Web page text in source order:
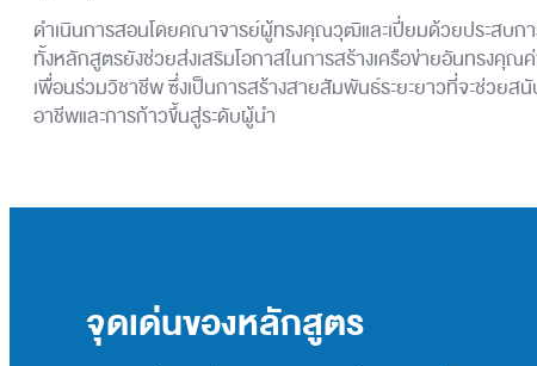
ดำเนินการสอนโดยคณาจารย์ผู้ทรงคุณวุฒิและเปี่ยมด้วยประสบก
ทั้งหลักสูตรยังช่วยส่งเสริมโอกาสในการสร้างเครือข่ายอันทรงคุณ
เพื่อนร่วมวิชาชีพ ซึ่งเป็นการสร้างสายสัมพันธ์ระยะยาวที่จะช่วยส
อาชีพและการก้าวขึ้นสู่ระดับผู้นำ
จุดเด่นของหลักสูตร